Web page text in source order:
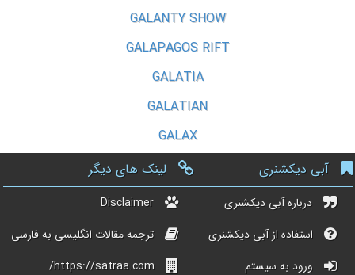
GALANTY SHOW
GALAPAGOS RIFT
GALATIA
GALATIAN
GALAX
آبی دیکشنری
درباره آبی دیکشنری
استفاده از آبی دیکشنری
ورود به سیستم
لینک های دیگر
Disclaimer
ترجمه مقالات انگلیسی به فارسی
https://satraa.com/